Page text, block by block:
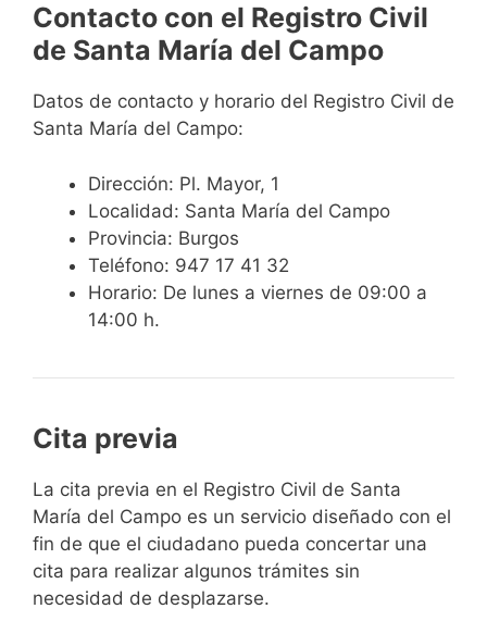
Contacto con el Registro Civil
de Santa María del Campo
Datos de contacto y horario del Registro Civil de
Santa María del Campo:
Dirección: Pl. Mayor, 1
Localidad: Santa María del Campo
Provincia: Burgos
Teléfono: 947 17 41 32
Horario: De lunes a viernes de 09:00 a
14:00 h.
Cita previa
​​​​​​​​​​​​​​​​​​​​​​​​​​​​La cita previa en el Registro Civil de Santa
María del Campo es un servicio diseñado con el
fin de que el ciudadano pueda concertar una
cita para realizar algunos trámites sin
necesidad de desplazarse.​